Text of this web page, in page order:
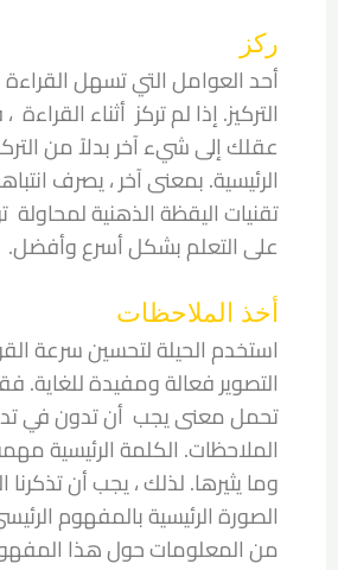
ركز
أحد العوامل التي تسهل
التركيز. إذا لم تركز أثناء
عقلك إلى شيء آخر بدلاً من
الرئيسية. بمعنى آخر ، يصرف
تقنيات اليقظة الذهنية لمحاولة
على التعلم بشكل أسرع وأفضل.
أخذ الملاحظات
استخدم الحيلة لتحسين سرعة
التصوير فعالة ومفيدة للغاية.
تحمل معنى يجب أن تدون في
الملاحظات. الكلمة الرئيسية
وما يثيرها. لذلك ، يجب أن تذكرنا
الصورة الرئيسية بالمفهوم
من المعلومات حول هذا